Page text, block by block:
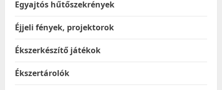
Egyajtós hűtőszekrények
Éjjeli fények, projektorok
Ékszerkészítő játékok
Ékszertárolók